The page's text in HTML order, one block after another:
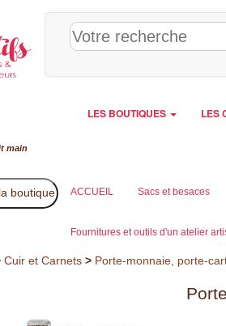
LES BOUTIQUES LES
main
boutique ACCUEIL Sacs et besaces
Fournitures et outils d'un atelier
Cuir et Carnets > Porte-monnaie, porte-